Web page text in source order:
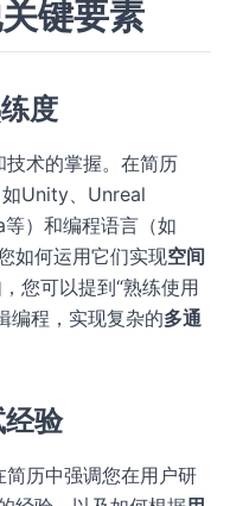
键要素
度
技术的掌握。在简历
Unity、Unreal
）和编程语言（如
如何运用它们实现空间
您可以提到“熟练使用
编程，实现复杂的多通
验
历中强调您在用户研